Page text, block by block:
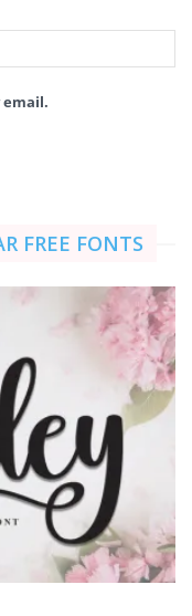
FREE FONTS